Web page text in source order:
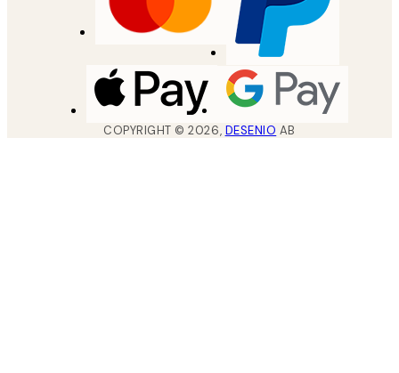
COPYRIGHT ©2026, DESENIO AB